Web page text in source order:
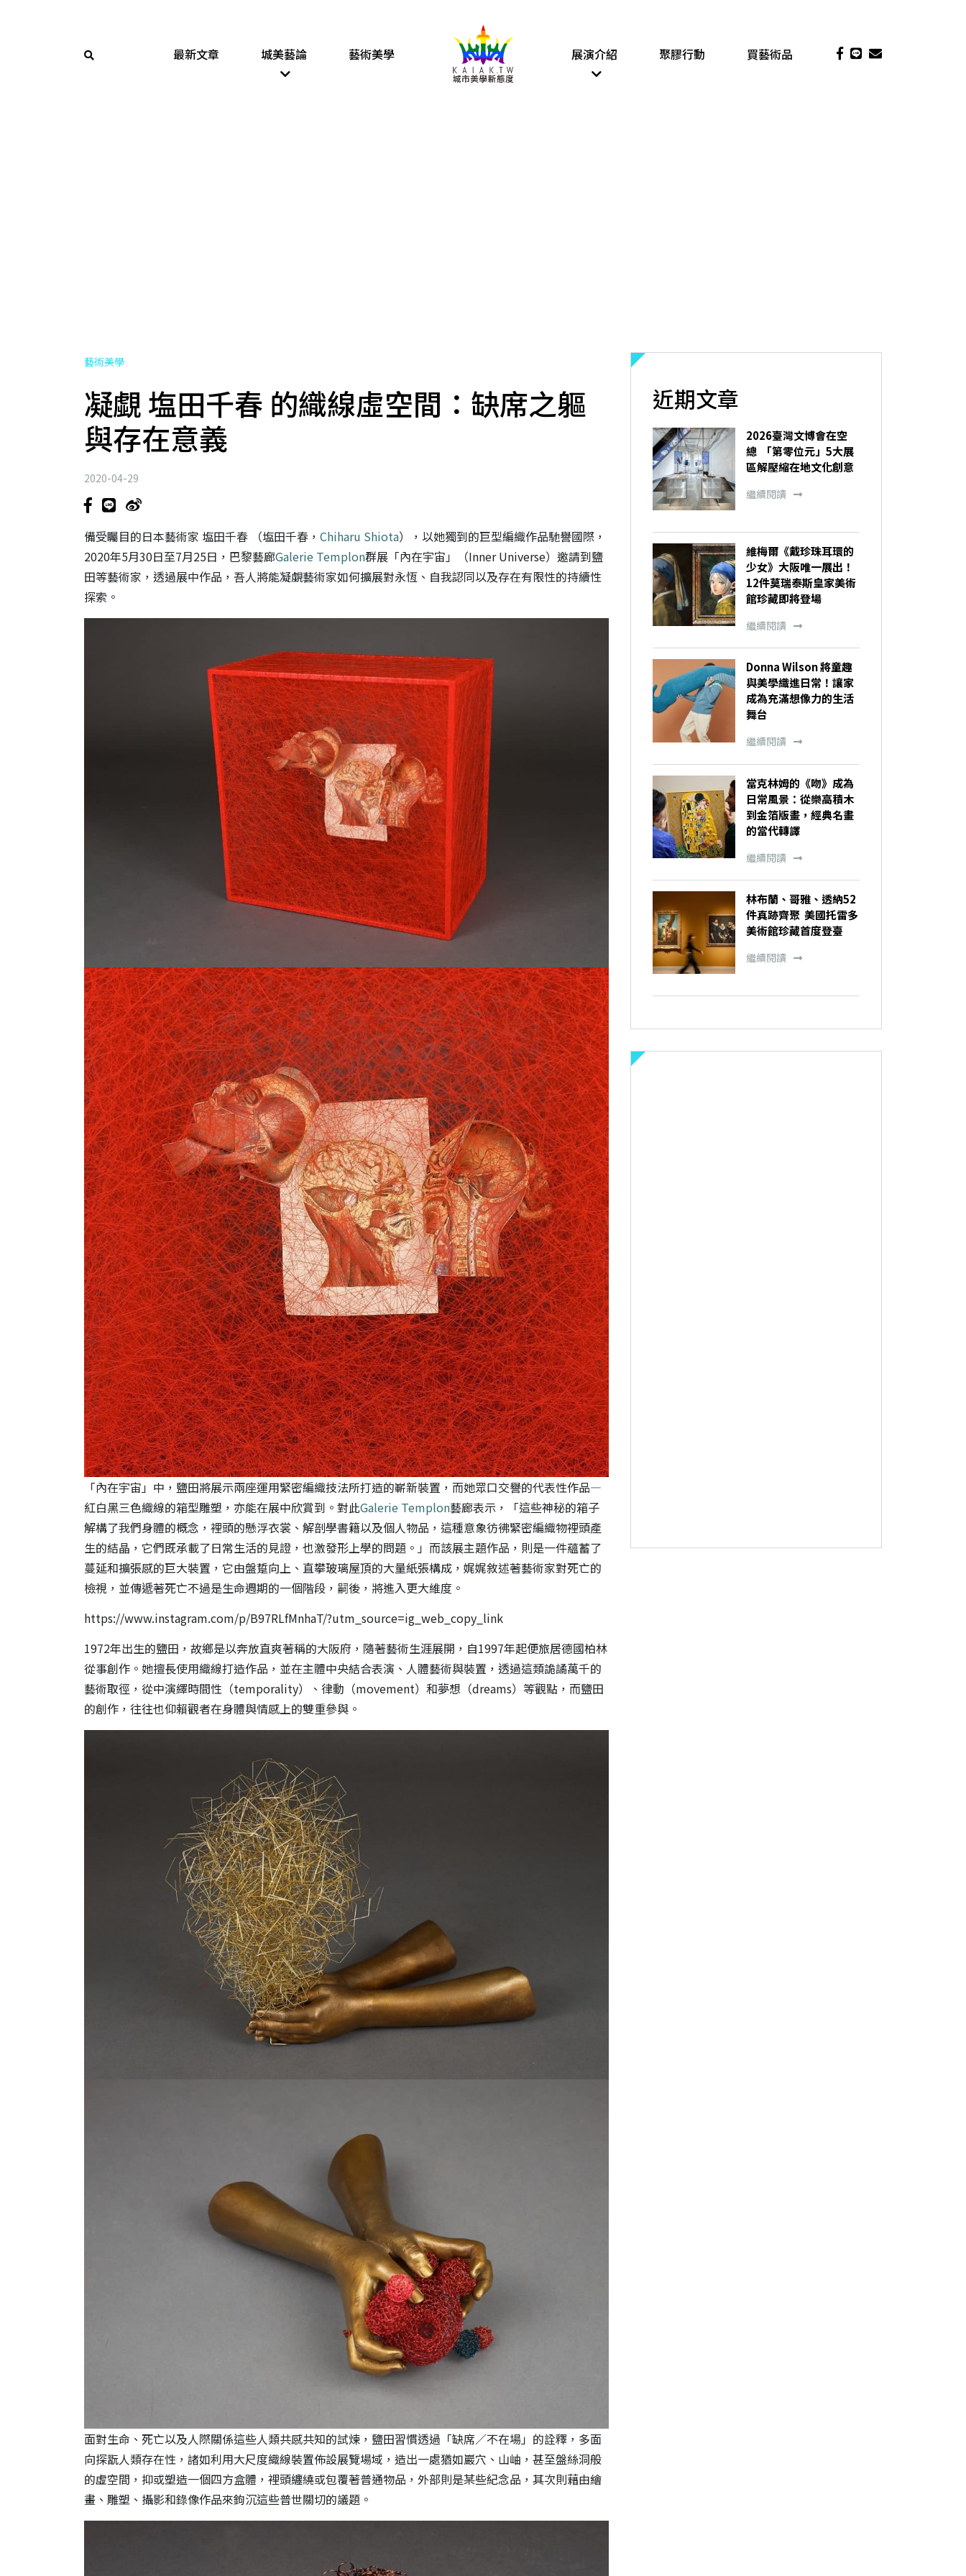
最新文章 城美藝論 藝術美學 展演介紹 聚膠行動 買藝術品
藝術美學
凝覷 塩田千春 的織線虛空間：缺席之軀
與存在意義
2020-04-29
備受矚目的日本藝術家 塩田千春 （塩田千春， Chiharu Shiota），以她獨到的巨型編織作品馳譽國際，
2020年5月30日至7月25日，巴黎藝廊Galerie Templon群展「內在宇宙」（Inner Universe）邀請到鹽
田等藝術家，透過展中作品，吾人將能凝覷藝術家如何擴展對永恆、自我認同以及存在有限性的持續性
探索。
「內在宇宙」中，鹽田將展示兩座運用緊密編織技法所打造的嶄新裝置，而她眾口交譽的代表性作品—
紅白黑三色織線的箱型雕塑，亦能在展中欣賞到。對此Galerie Templon藝廊表示，「這些神秘的箱子
解構了我們身體的概念，裡頭的懸浮衣裳、解剖學書籍以及個人物品，這種意象彷彿緊密編織物裡頭產
生的結晶，它們既承載了日常生活的見證，也激發形上學的問題。」而該展主題作品，則是一件蘊蓄了
蔓延和擴張感的巨大裝置，它由盤踅向上、直攀玻璃屋頂的大量紙張構成，娓娓敘述著藝術家對死亡的
檢視，並傳遞著死亡不過是生命週期的一個階段，嗣後，將進入更大維度。
https://www.instagram.com/p/B97RLfMnhaT/?utm_source=ig_web_copy_link
1972年出生的鹽田，故鄉是以奔放直爽著稱的大阪府，隨著藝術生涯展開，自1997年起便旅居德國柏林
從事創作。她擅長使用織線打造作品，並在主體中央結合表演、人體藝術與裝置，透過這類詭譎萬千的
藝術取徑，從中演繹時間性（temporality）、律動（movement）和夢想（dreams）等觀點，而鹽田
的創作，往往也仰賴觀者在身體與情感上的雙重參與。
面對生命、死亡以及人際關係這些人類共感共知的試煉，鹽田習慣透過「缺席／不在場」的詮釋，多面
向探翫人類存在性，諸如利用大尺度織線裝置佈設展覽場域，造出一處猶如巖穴、山岫，甚至盤絲洞般
的虛空間，抑或塑造一個四方盒體，裡頭纏繞或包覆著普通物品，外部則是某些紀念品，其次則藉由繪
畫、雕塑、攝影和錄像作品來鉤沉這些普世關切的議題。
近期文章
2026臺灣文博會在空
總 「第零位元」5大展
區解壓縮在地文化創意
繼續閱讀
維梅爾《戴珍珠耳環的
少女》大阪唯一展出！
12件莫瑞泰斯皇家美術
館珍藏即將登場
繼續閱讀
Donna Wilson 將童趣
與美學織進日常！讓家
成為充滿想像力的生活
舞台
繼續閱讀
當克林姆的《吻》成為
日常風景：從樂高積木
到金箔版畫，經典名畫
的當代轉譯
繼續閱讀
林布蘭、哥雅、透納52
件真跡齊聚 美國托雷多
美術館珍藏首度登臺
繼續閱讀